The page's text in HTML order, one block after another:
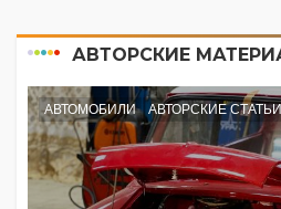
АВТОРСКИЕ
АВТОМОБИЛИ АВТОРСКИЕ СТАТЬИ